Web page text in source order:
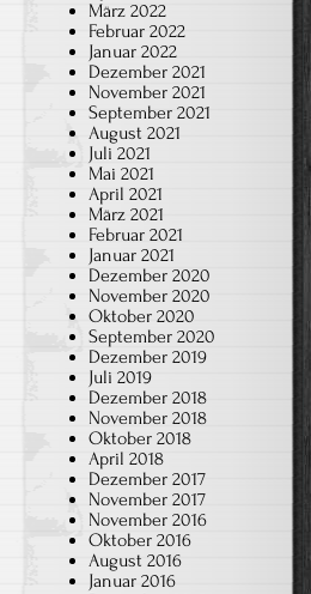
März 2022
Februar 2022
Januar 2022
Dezember 2021
November 2021
September 2021
August 2021
Juli 2021
Mai 2021
April 2021
März 2021
Februar 2021
Januar 2021
Dezember 2020
November 2020
Oktober 2020
September 2020
Dezember 2019
Juli 2019
Dezember 2018
November 2018
Oktober 2018
April 2018
Dezember 2017
November 2017
November 2016
Oktober 2016
August 2016
Januar 2016